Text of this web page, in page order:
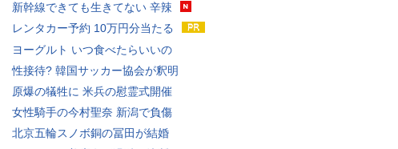
新幹線できても生きてない 辛辣
レンタカー予約 10万円分当たる
ヨーグルト いつ食べたらいいの
性接待? 韓国サッカー協会が釈明
原爆の犠牲に 米兵の慰霊式開催
女性騎手の今村聖奈 新潟で負傷
北京五輪スノボ銅の冨田が結婚